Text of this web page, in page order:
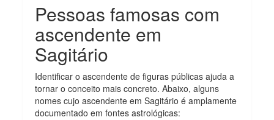
Pessoas famosas com
ascendente em
Sagitário
Identificar o ascendente de figuras públicas ajuda a
tornar o conceito mais concreto. Abaixo, alguns
nomes cujo ascendente em Sagitário é amplamente
documentado em fontes astrológicas: